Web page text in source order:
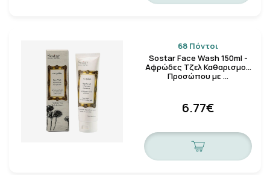
68 Πόντοι
Sostar Face Wash 150ml -
Αφρώδες Τζελ Καθαρισμού
Προσώπου με …
6.77€